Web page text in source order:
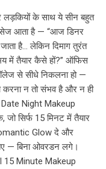
लड़कियों के साथ ये सीन बहुत
आता है — “आज डिनर
है… लेकिन दिमाग तुरंत
में तैयार कैसे हों?” ऑफिस
से सीधे निकलना हो —
न तो संभव है और न ही
Date Night Makeup
सिर्फ 15 मिनट में तैयार
Glow दे और
— बिना ओवरडन लगे।
Minute Makeup